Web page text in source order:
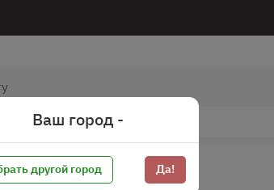
Ваш город -
другой город Да!